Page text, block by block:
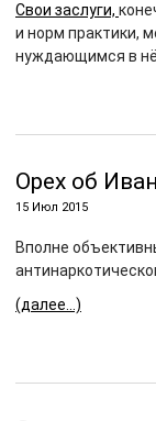
Свои заслуги,
и норм практики,
нуждающимся в
Орех об
15 Июл 2015
Вполне
(далее…)